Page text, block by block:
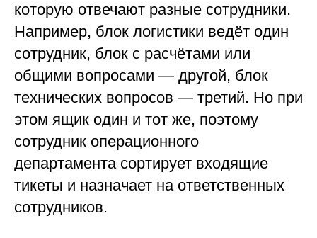
которую отвечают разные сотрудники.
Например, блок логистики ведёт один
сотрудник, блок с расчётами или
общими вопросами — другой, блок
технических вопросов — третий. Но при
этом ящик один и тот же, поэтому
сотрудник операционного
департамента сортирует входящие
тикеты и назначает на ответственных
сотрудников.